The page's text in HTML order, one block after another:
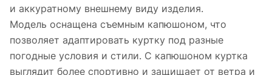
и аккуратному внешнему виду изделия.
Модель оснащена съемным капюшоном, что
позволяет адаптировать куртку под разные
погодные условия и стили. С капюшоном куртка
выглядит более спортивно и защищает от ветра и